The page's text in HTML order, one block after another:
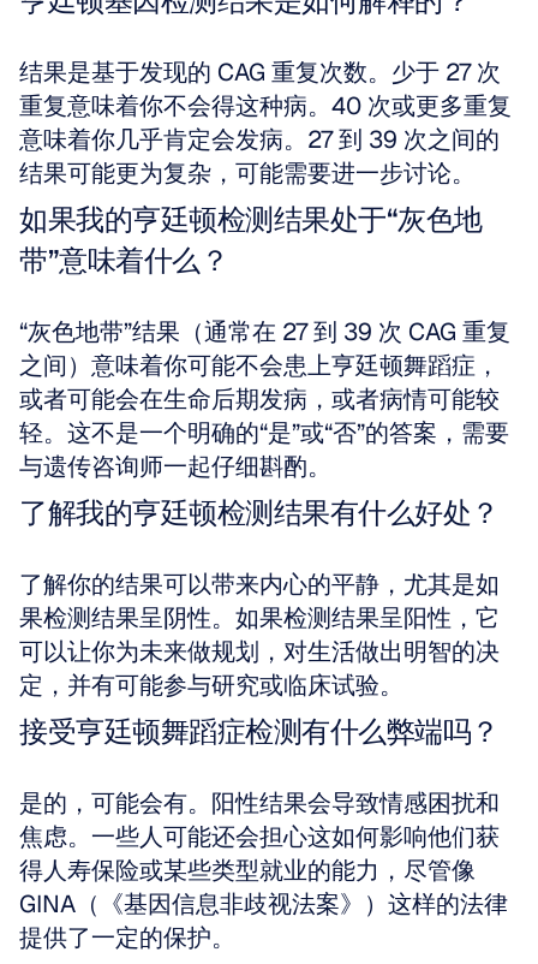
结果是基于发现的 CAG 重复次数。少于 27 次
重复意味着你不会得这种病。40 次或更多重复
意味着你几乎肯定会发病。27 到 39 次之间的
结果可能更为复杂，可能需要进一步讨论。
如果我的亨廷顿检测结果处于“灰色地
带”意味着什么？
“灰色地带”结果（通常在 27 到 39 次 CAG 重复
之间）意味着你可能不会患上亨廷顿舞蹈症，
或者可能会在生命后期发病，或者病情可能较
轻。这不是一个明确的“是”或“否”的答案，需要
与遗传咨询师一起仔细斟酌。
了解我的亨廷顿检测结果有什么好处？
了解你的结果可以带来内心的平静，尤其是如
果检测结果呈阴性。如果检测结果呈阳性，它
可以让你为未来做规划，对生活做出明智的决
定，并有可能参与研究或临床试验。
接受亨廷顿舞蹈症检测有什么弊端吗？
是的，可能会有。阳性结果会导致情感困扰和
焦虑。一些人可能还会担心这如何影响他们获
得人寿保险或某些类型就业的能力，尽管像
GINA（《基因信息非歧视法案》）这样的法律
提供了一定的保护。